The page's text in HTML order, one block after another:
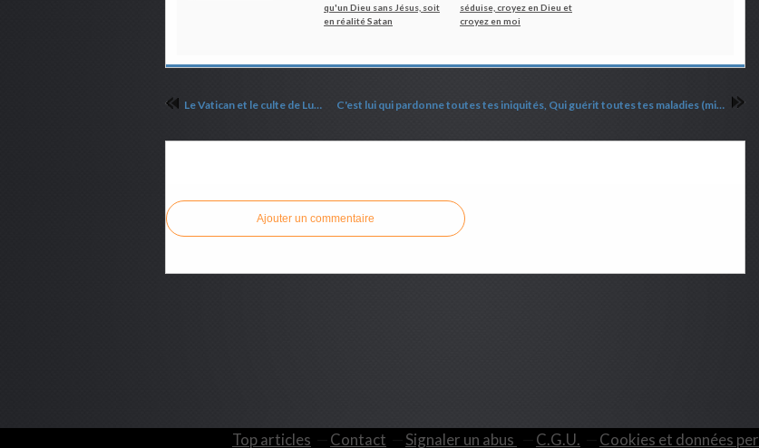
qu'un Dieu sans Jésus, soit
en réalité Satan
séduise, croyez en Dieu et
croyez en moi
Le Vatican et le culte de Lucifer C'est lui qui pardonne toutes tes iniquités, Qui guérit toutes tes maladies (mis à jour)
Ajouter un commentaire
Top articles Contact Signaler un abus C.G.U. Cookies et données